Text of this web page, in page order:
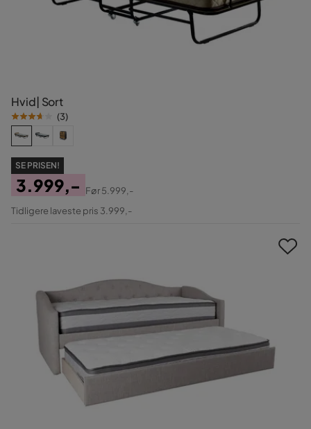
Hvid| Sort
(3)
SE PRISEN!
Pris
3.999,-
Original
Før5.999,-
Tidligere laveste pris 3.999,-